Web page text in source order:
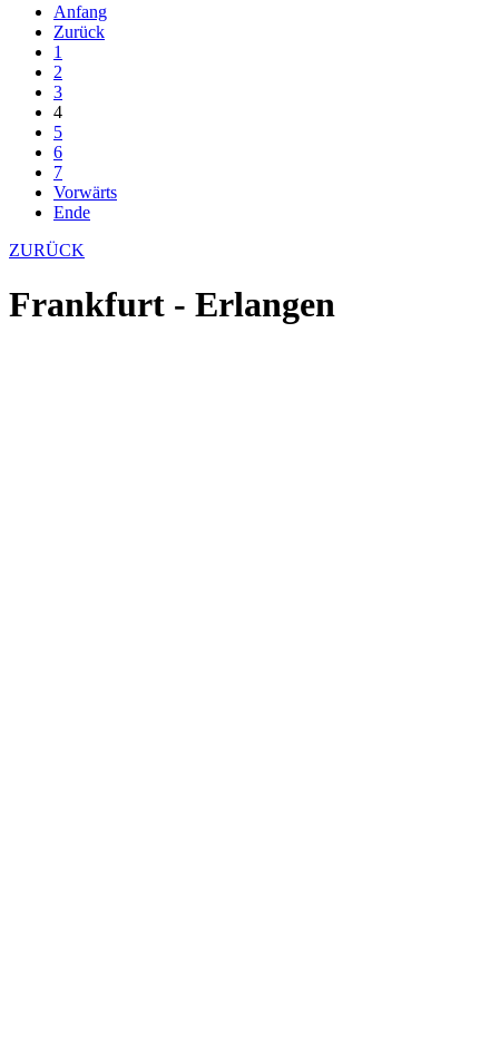
Anfang
Zurück
1
2
3
4
5
6
7
Vorwärts
Ende
ZURÜCK
Frankfurt - Erlangen